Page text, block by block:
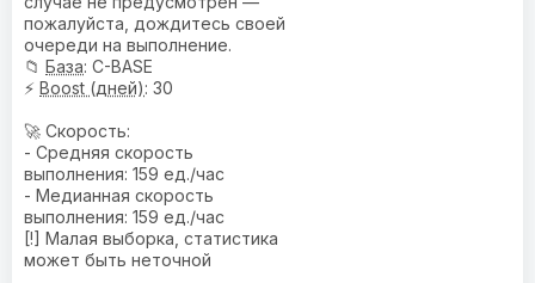
пожалуйста, дождитесь своей
очереди на выполнение.
📁 База: C-BASE
⚡ Boost (дней): 30
🚀 Скорость:
- Средняя скорость
выполнения: 159 ед./час
- Медианная скорость
выполнения: 159 ед./час
[!] Малая выборка, статистика
может быть неточной